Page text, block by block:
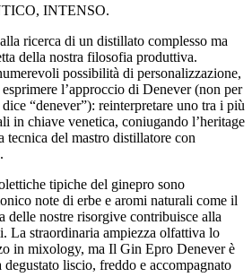
INTENSO.
ricerca di un distillato complesso ma
della nostra filosofia produttiva.
possibilità di personalizzazione,
l’approccio di Denever (non per
“denever”): reinterpretare uno tra i più
in chiave venetica, coniugando l’heritage
tecnica del mastro distillatore con
tipiche del ginepro sono
note di erbe e aromi naturali come il
delle nostre risorgive contribuisce alla
La straordinaria ampiezza olfattiva lo
in mixology, ma Il Gin Epro Denever è
degustato liscio, freddo e accompagnato